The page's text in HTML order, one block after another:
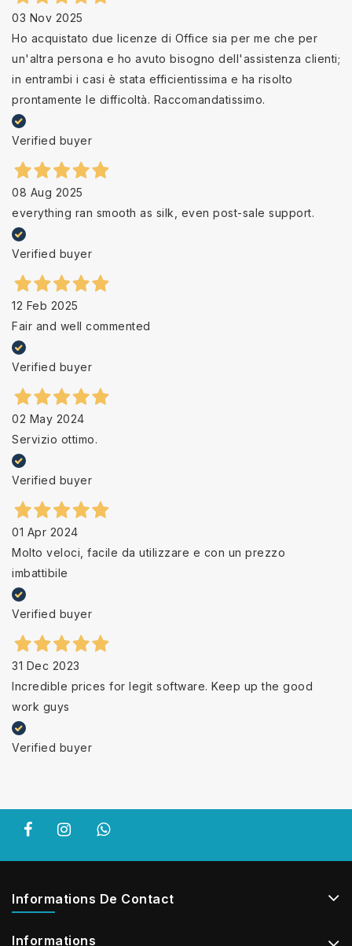
03 Nov 2025
Ho acquistato due licenze di Office sia per me che per
un'altra persona e ho avuto bisogno dell'assistenza clienti;
in entrambi i casi è stata efficientissima e ha risolto
prontamente le difficoltà. Raccomandatissimo.
Verified buyer
08 Aug 2025
everything ran smooth as silk, even post-sale support.
Verified buyer
12 Feb 2025
Fair and well commented
Verified buyer
02 May 2024
Servizio ottimo.
Verified buyer
01 Apr 2024
Molto veloci, facile da utilizzare e con un prezzo
imbattibile
Verified buyer
31 Dec 2023
Incredible prices for legit software. Keep up the good
work guys
Verified buyer
Informations De Contact
Informations